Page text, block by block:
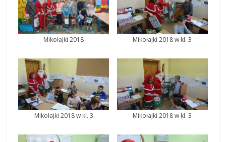
Mikołajki 2018 Mikołajki 2018 w kl. 3
Mikołajki 2018 w kl. 3 Mikołajki 2018 w kl. 3